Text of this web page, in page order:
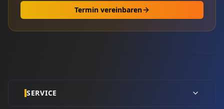
Termin vereinbaren
SERVICE